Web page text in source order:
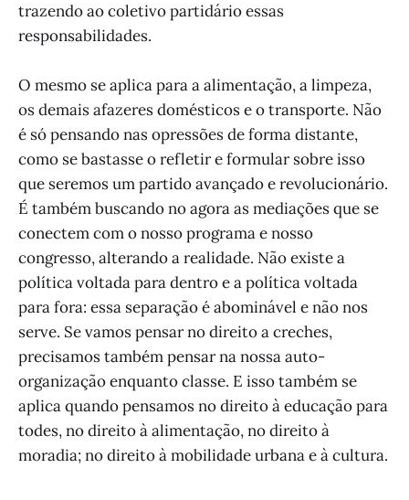
trazendo ao coletivo partidário essas
responsabilidades.
O mesmo se aplica para a alimentação, a limpeza,
os demais afazeres domésticos e o transporte. Não
é só pensando nas opressões de forma distante,
como se bastasse o refletir e formular sobre isso
que seremos um partido avançado e revolucionário.
É também buscando no agora as mediações que se
conectem com o nosso programa e nosso
congresso, alterando a realidade. Não existe a
política voltada para dentro e a política voltada
para fora: essa separação é abominável e não nos
serve. Se vamos pensar no direito a creches,
precisamos também pensar na nossa auto-
organização enquanto classe. E isso também se
aplica quando pensamos no direito à educação para
todes, no direito à alimentação, no direito à
moradia; no direito à mobilidade urbana e à cultura.